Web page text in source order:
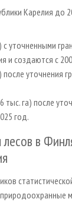
Карелия до
уточненными
и создаются с
уточнения
га) после
год.
в